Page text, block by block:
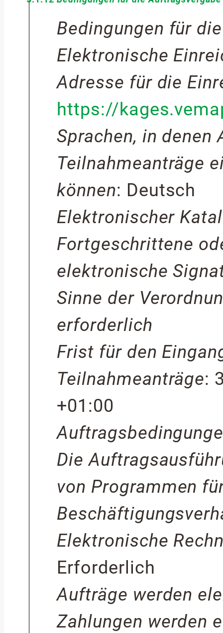
Bedingungen für
Elektronische
Adresse für die
https://
Sprachen, in denen
Teilnahmeanträge
können: Deutsch
Elektronischer
Fortgeschrittene
elektronische
Sinne der
erforderlich
Frist für den
Teilnahmeanträge:
+01:00
Die
von Programmen
Elektronische
Erforderlich
Aufträge werden
Zahlungen werden